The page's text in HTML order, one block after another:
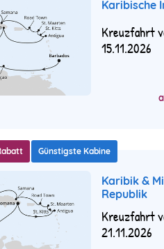
Karibische
Kreuzfahrt
15.11.2026
Günstigste Kabine
Karibik &
Republik
Kreuzfahrt
21.11.2026